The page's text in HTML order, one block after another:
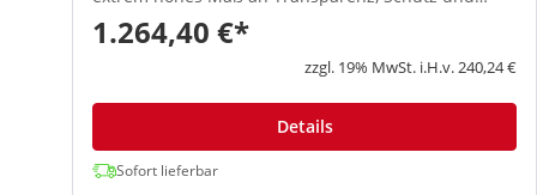
1.264,40 €*
zzgl. 19% MwSt. i.H.v. 240,24 €
Details
Sofort lieferbar